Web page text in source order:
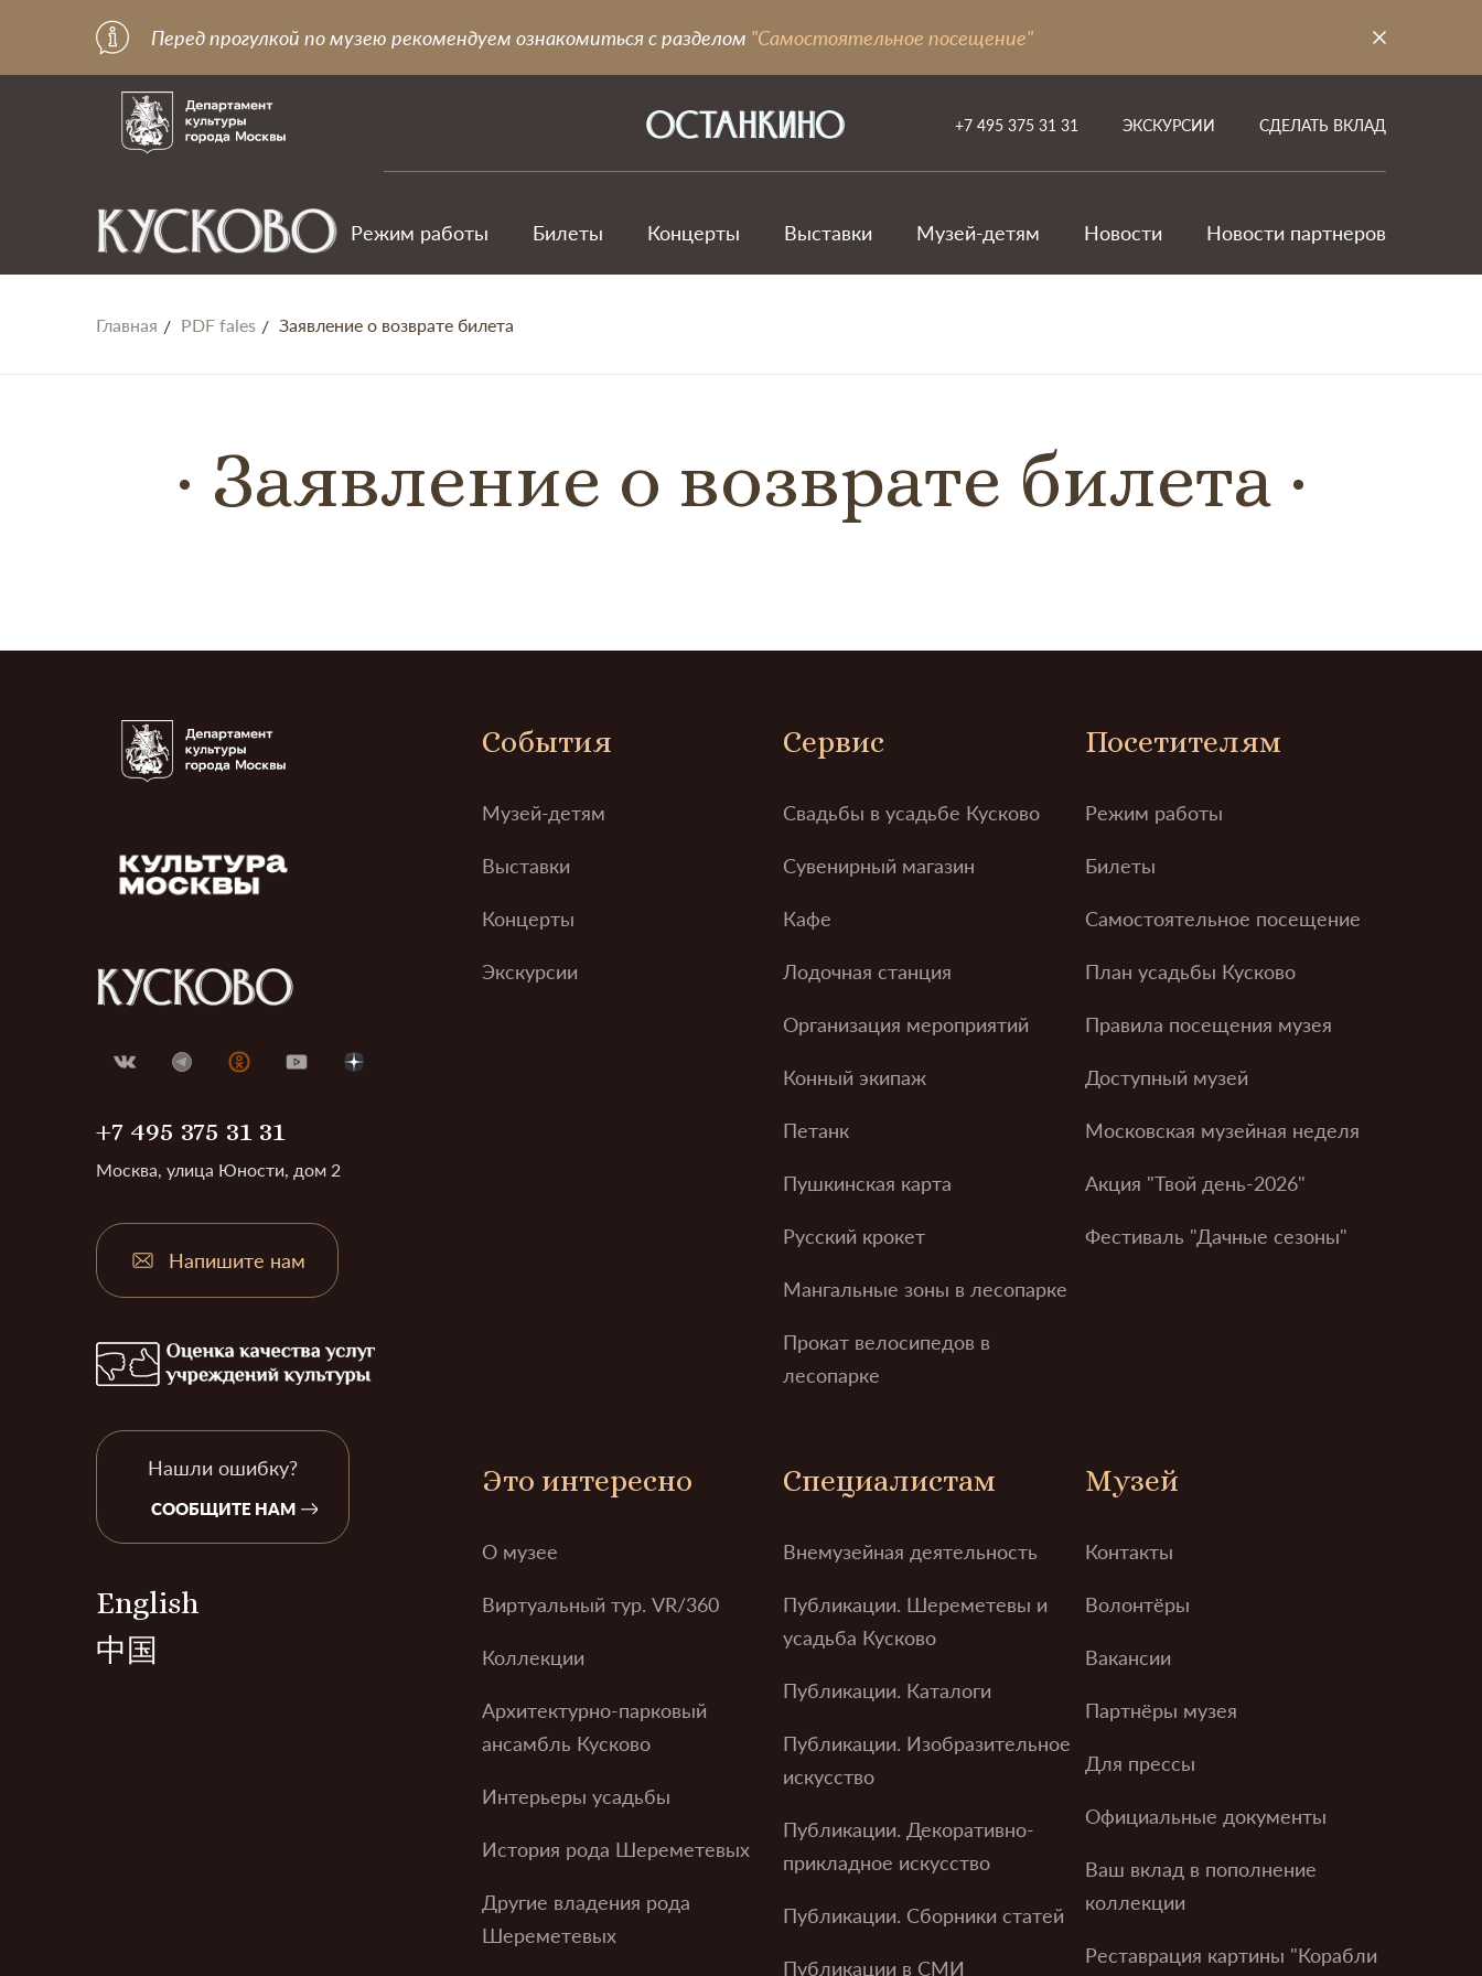
Перед прогулкой по музею рекомендуем ознакомиться с разделом "Самостоятельное посещение"
+7 495 375 31 31 ЭКСКУРСИИ СДЕЛАТЬ ВКЛАД
Режим работы Билеты Концерты Выставки Музей-детям Новости Новости партнеров
Главная PDF fales Заявление о возврате билета
Заявление о возврате билета
+7 495 375 31 31
Москва, улица Юности, дом 2
Напишите нам
Нашли ошибку?
СООБЩИТЕ НАМ
English
中国
События
Музей-детям
Выставки
Концерты
Экскурсии
Сервис
Свадьбы в усадьбе Кусково
Сувенирный магазин
Кафе
Лодочная станция
Организация мероприятий
Конный экипаж
Петанк
Пушкинская карта
Русский крокет
Мангальные зоны в лесопарке
Прокат велосипедов в
лесопарке
Посетителям
Режим работы
Билеты
Самостоятельное посещение
План усадьбы Кусково
Правила посещения музея
Доступный музей
Московская музейная неделя
Акция "Твой день-2026"
Фестиваль "Дачные сезоны"
Это интересно
О музее
Виртуальный тур. VR/360
Коллекции
Архитектурно-парковый
ансамбль Кусково
Интерьеры усадьбы
История рода Шереметевых
Другие владения рода
Шереметевых
Специалистам
Внемузейная деятельность
Публикации. Шереметевы и
усадьба Кусково
Публикации. Каталоги
Публикации. Изобразительное
искусство
Публикации. Декоративно-
прикладное искусство
Публикации. Сборники статей
Публикации в СМИ
Музей
Контакты
Волонтёры
Вакансии
Партнёры музея
Для прессы
Официальные документы
Ваш вклад в пополнение
коллекции
Реставрация картины "Корабли